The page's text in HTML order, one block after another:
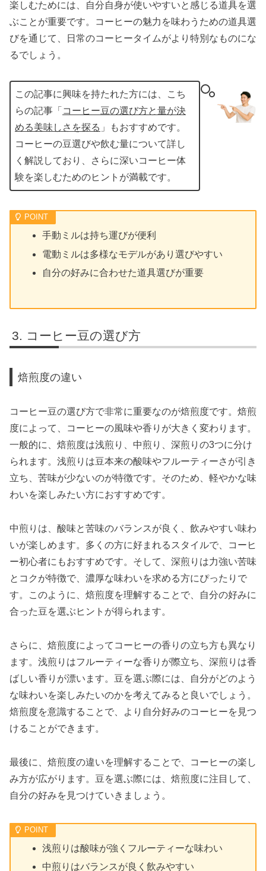
楽しむためには、自分自身が使いやすいと感じる道具を選
ぶことが重要です。コーヒーの魅力を味わうための道具選
びを通じて、日常のコーヒータイムがより特別なものにな
るでしょう。
この記事に興味を持たれた方には、こち
らの記事「 コーヒー豆の選び方と量が決
める美味しさを探る 」もおすすめです。
コーヒーの豆選びや飲む量について詳し
く解説しており、さらに深いコーヒー体
験を楽しむためのヒントが満載です。
手動ミルは持ち運びが便利
電動ミルは多様なモデルがあり選びやすい
自分の好みに合わせた道具選びが重要
コーヒー豆の選び方
焙煎度の違い
コーヒー豆の選び方で非常に重要なのが焙煎度です。焙煎
度によって、コーヒーの風味や香りが大きく変わります。
一般的に、焙煎度は浅煎り、中煎り、深煎りの3つに分け
られます。浅煎りは豆本来の酸味やフルーティーさが引き
立ち、苦味が少ないのが特徴です。そのため、軽やかな味
わいを楽しみたい方におすすめです。
中煎りは、酸味と苦味のバランスが良く、飲みやすい味わ
いが楽しめます。多くの方に好まれるスタイルで、コーヒ
ー初心者にもおすすめです。そして、深煎りは力強い苦味
とコクが特徴で、濃厚な味わいを求める方にぴったりで
す。このように、焙煎度を理解することで、自分の好みに
合った豆を選ぶヒントが得られます。
さらに、焙煎度によってコーヒーの香りの立ち方も異なり
ます。浅煎りはフルーティーな香りが際立ち、深煎りは香
ばしい香りが漂います。豆を選ぶ際には、自分がどのよう
な味わいを楽しみたいのかを考えてみると良いでしょう。
焙煎度を意識することで、より自分好みのコーヒーを見つ
けることができます。
最後に、焙煎度の違いを理解することで、コーヒーの楽し
み方が広がります。豆を選ぶ際には、焙煎度に注目して、
自分の好みを見つけていきましょう。
浅煎りは酸味が強くフルーティーな味わい
中煎りはバランスが良く飲みやすい